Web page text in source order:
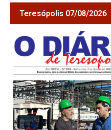
Teresópolis 07/08/2026